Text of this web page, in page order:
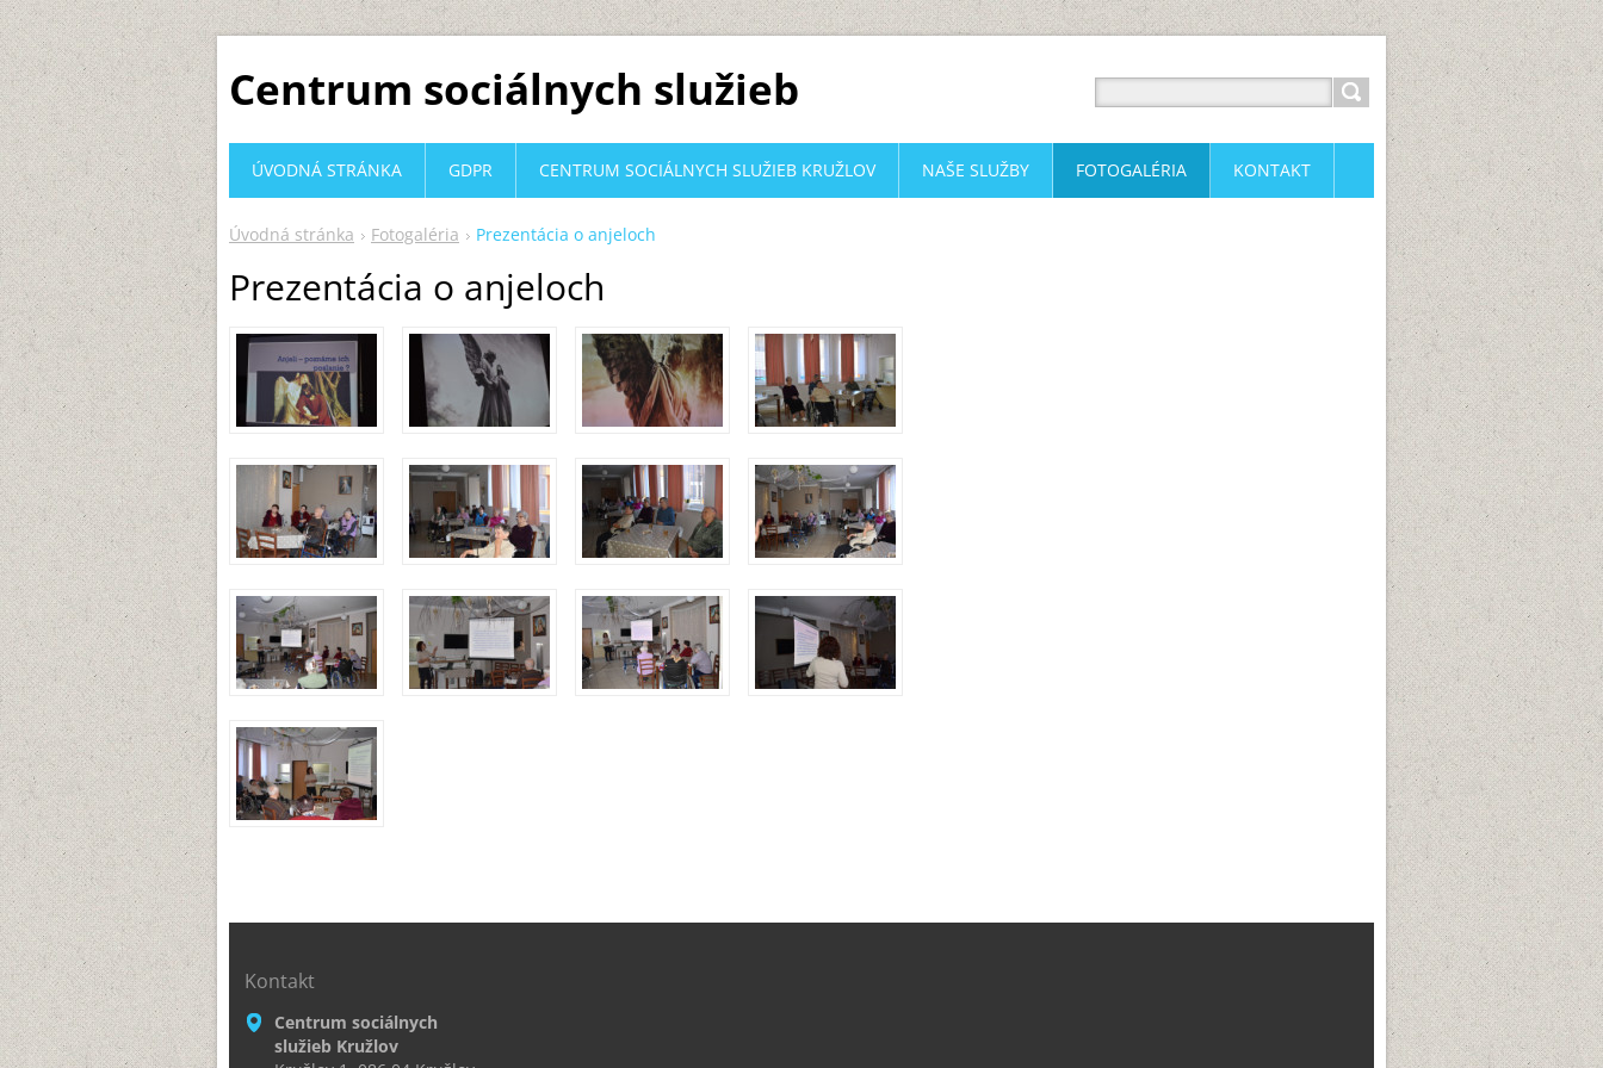
Centrum sociálnych služieb
Úvodná stránka Fotogaléria Prezentácia o anjeloch
Prezentácia o anjeloch
ÚVODNÁ STRÁNKA GDPR CENTRUM SOCIÁLNYCH SLUŽIEB KRUŽLOV NAŠE SLUŽBY FOTOGALÉRIA KONTAKT
Kontakt
Centrum sociálnych
služieb Kružlov